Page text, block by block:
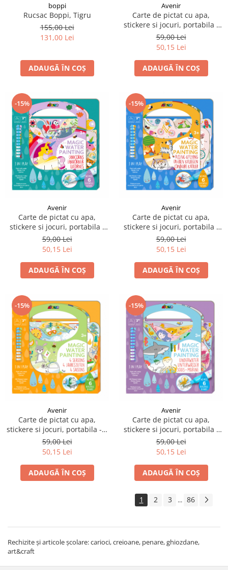
boppi
Rucsac Boppi, Tigru
155,00 Lei
131,00 Lei
ADAUGĂ ÎN COȘ
Avenir
Carte de pictat cu apa,
stickere si jocuri, portabila -
Printese
59,00 Lei
50,15 Lei
ADAUGĂ ÎN COȘ
-15%
Avenir
Carte de pictat cu apa,
stickere si jocuri, portabila -
Unicorni
59,00 Lei
50,15 Lei
ADAUGĂ ÎN COȘ
-15%
Avenir
Carte de pictat cu apa,
stickere si jocuri, portabila -
Riding & Flying
59,00 Lei
50,15 Lei
ADAUGĂ ÎN COȘ
-15%
Avenir
Carte de pictat cu apa,
stickere si jocuri, portabila - 4
anotimpuri
59,00 Lei
50,15 Lei
ADAUGĂ ÎN COȘ
-15%
Avenir
Carte de pictat cu apa,
stickere si jocuri, portabila -
Subacvatic
59,00 Lei
50,15 Lei
ADAUGĂ ÎN COȘ
1 2 3 ... 86
Rechizite și articole școlare: carioci, creioane, penare, ghiozdane,
art&craft